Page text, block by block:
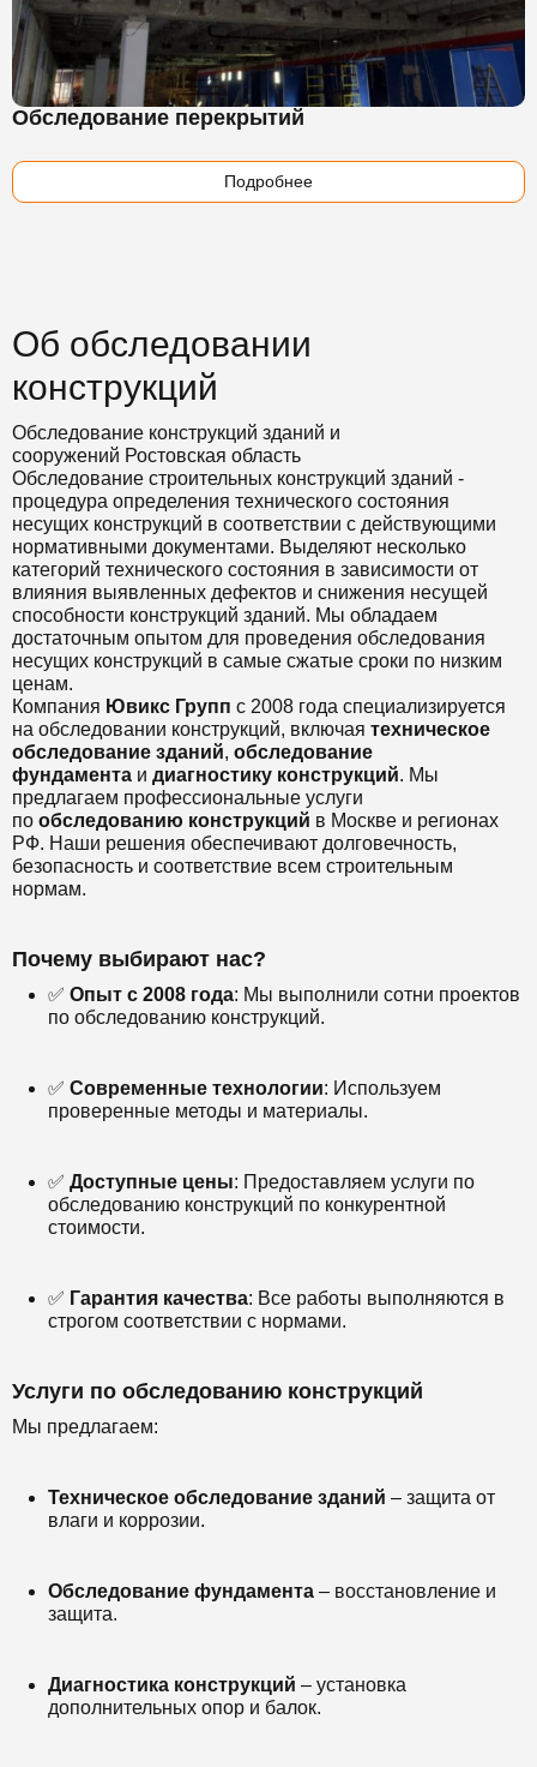
Обследование перекрытий
Подробнее
Об обследовании
конструкций
Обследование конструкций зданий и
сооружений Ростовская область
Обследование строительных конструкций зданий -
процедура определения технического состояния
несущих конструкций в соответствии с действующими
нормативными документами. Выделяют несколько
категорий технического состояния в зависимости от
влияния выявленных дефектов и снижения несущей
способности конструкций зданий. Мы обладаем
достаточным опытом для проведения обследования
несущих конструкций в самые сжатые сроки по низким
ценам.
Компания Ювикс Групп с 2008 года специализируется
на обследовании конструкций, включая техническое
обследование зданий, обследование
фундамента и диагностику конструкций. Мы
предлагаем профессиональные услуги
по обследованию конструкций в Москве и регионах
РФ. Наши решения обеспечивают долговечность,
безопасность и соответствие всем строительным
нормам.
Почему выбирают нас?
✅ Опыт с 2008 года: Мы выполнили сотни проектов
по обследованию конструкций.
✅ Современные технологии: Используем
проверенные методы и материалы.
✅ Доступные цены: Предоставляем услуги по
обследованию конструкций по конкурентной
стоимости.
✅ Гарантия качества: Все работы выполняются в
строгом соответствии с нормами.
Услуги по обследованию конструкций
Мы предлагаем:
Техническое обследование зданий – защита от
влаги и коррозии.
Обследование фундамента – восстановление и
защита.
Диагностика конструкций – установка
дополнительных опор и балок.